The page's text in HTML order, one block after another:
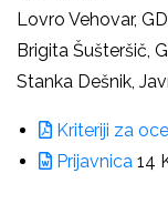
Lovro Vehovar,
Brigita Šušteršič,
Stanka Dešnik,
Kriteriji za
Prijavnica 14